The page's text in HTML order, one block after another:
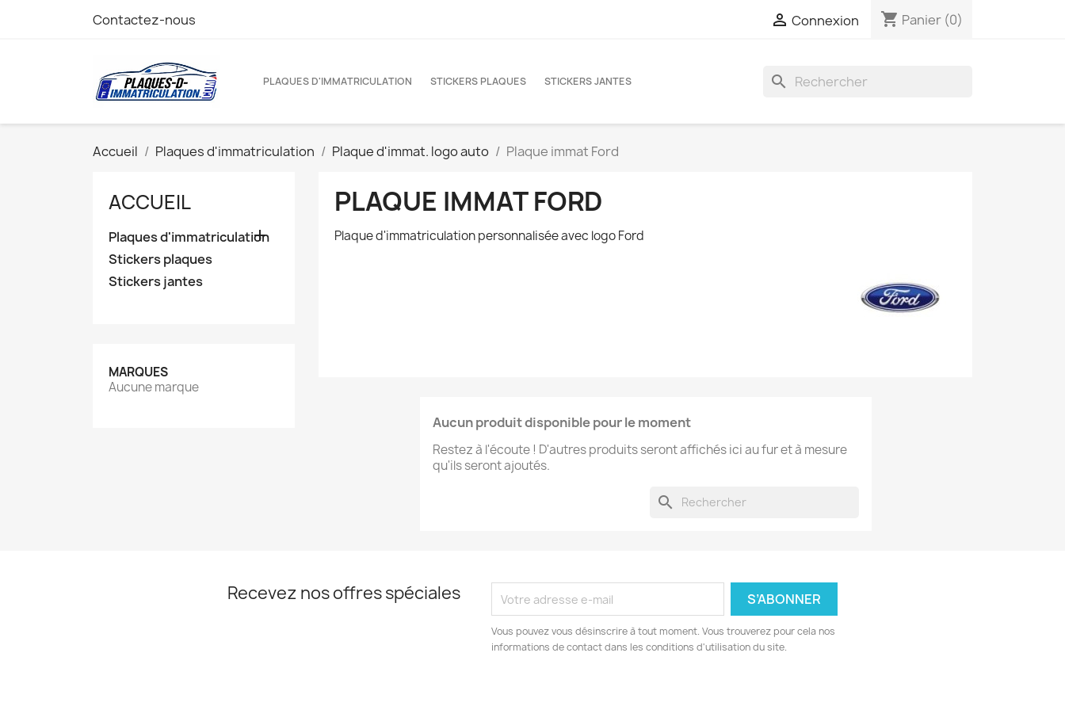
Contactez-nous  Connexion shopping_cart Panier (0)
PLAQUES D'IMMATRICULATION STICKERS PLAQUES STICKERS JANTES search
Accueil Plaques d'immatriculation Plaque d'immat. logo auto Plaque immat Ford
ACCUEIL
Plaques d'immatriculation

Stickers plaques
Stickers jantes
MARQUES
Aucune marque
PLAQUE IMMAT FORD
Plaque d'immatriculation personnalisée avec logo Ford
Aucun produit disponible pour le moment
Restez à l'écoute ! D'autres produits seront affichés ici au fur et à mesure
qu'ils seront ajoutés.
search
Recevez nos offres spéciales
Vous pouvez vous désinscrire à tout moment. Vous trouverez pour cela nos
informations de contact dans les conditions d'utilisation du site.